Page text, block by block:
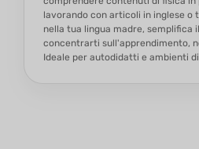
lavorando con articoli in inglese o
nella tua lingua madre, semplifica
concentrarti sull'apprendimento,
Ideale per autodidatti e ambienti